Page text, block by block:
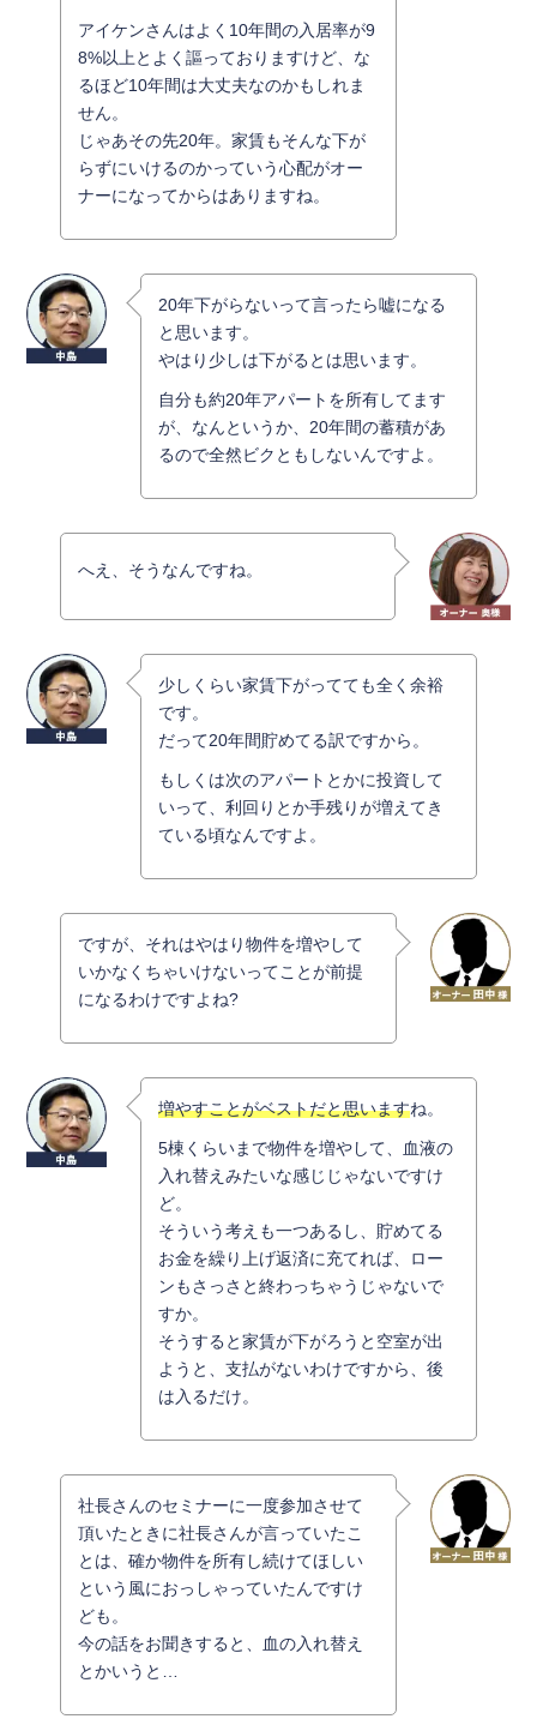
アイケンさんはよく10年間の入居率が9
8%以上とよく謳っておりますけど、な
るほど10年間は大丈夫なのかもしれま
せん。
じゃあその先20年。家賃もそんな下が
らずにいけるのかっていう心配がオー
ナーになってからはありますね。
20年下がらないって言ったら嘘になる
と思います。
やはり少しは下がるとは思います。
自分も約20年アパートを所有してます
が、なんというか、20年間の蓄積があ
るので全然ビクともしないんですよ。
へえ、そうなんですね。
少しくらい家賃下がってても全く余裕
です。
だって20年間貯めてる訳ですから。
もしくは次のアパートとかに投資して
いって、利回りとか手残りが増えてき
ている頃なんですよ。
ですが、それはやはり物件を増やして
いかなくちゃいけないってことが前提
になるわけですよね?
増やすことがベストだと思いますね。
5棟くらいまで物件を増やして、血液の
入れ替えみたいな感じじゃないですけ
ど。
そういう考えも一つあるし、貯めてる
お金を繰り上げ返済に充てれば、ロー
ンもさっさと終わっちゃうじゃないで
すか。
そうすると家賃が下がろうと空室が出
ようと、支払がないわけですから、後
は入るだけ。
社長さんのセミナーに一度参加させて
頂いたときに社長さんが言っていたこ
とは、確か物件を所有し続けてほしい
という風におっしゃっていたんですけ
ども。
今の話をお聞きすると、血の入れ替え
とかいうと…